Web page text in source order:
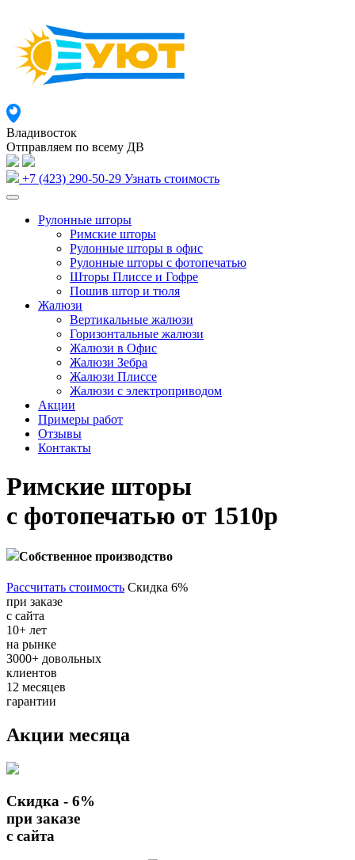
Владивосток
Отправляем по всему ДВ
+7 (423) 290-50-29 Узнать стоимость
Рулонные шторы
Римские шторы
Рулонные шторы в офис
Рулонные шторы с фотопечатью
Шторы Плиссе и Гофре
Пошив штор и тюля
Жалюзи
Вертикальные жалюзи
Горизонтальные жалюзи
Жалюзи в Офис
Жалюзи Зебра
Жалюзи Плиссе
Жалюзи с электроприводом
Акции
Примеры работ
Отзывы
Контакты
Римские шторы
с фотопечатью от 1510р
Собственное производство
Рассчитать стоимость Скидка 6%
при заказе
с сайта
10+ лет
на рынке
3000+ довольных
клиентов
12 месяцев
гарантии
Акции месяца
Скидка - 6%
при заказе
с сайта